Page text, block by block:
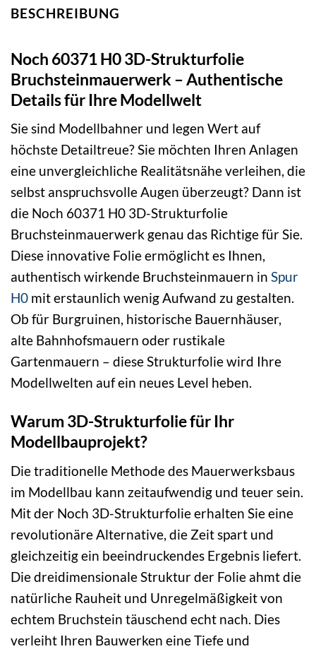
BESCHREIBUNG
Noch 60371 H0 3D-Strukturfolie
Bruchsteinmauerwerk – Authentische
Details für Ihre Modellwelt
Sie sind Modellbahner und legen Wert auf
höchste Detailtreue? Sie möchten Ihren Anlagen
eine unvergleichliche Realitätsnähe verleihen, die
selbst anspruchsvolle Augen überzeugt? Dann ist
die Noch 60371 H0 3D-Strukturfolie
Bruchsteinmauerwerk genau das Richtige für Sie.
Diese innovative Folie ermöglicht es Ihnen,
authentisch wirkende Bruchsteinmauern in Spur
H0 mit erstaunlich wenig Aufwand zu gestalten.
Ob für Burgruinen, historische Bauernhäuser,
alte Bahnhofsmauern oder rustikale
Gartenmauern – diese Strukturfolie wird Ihre
Modellwelten auf ein neues Level heben.
Warum 3D-Strukturfolie für Ihr
Modellbauprojekt?
Die traditionelle Methode des Mauerwerksbaus
im Modellbau kann zeitaufwendig und teuer sein.
Mit der Noch 3D-Strukturfolie erhalten Sie eine
revolutionäre Alternative, die Zeit spart und
gleichzeitig ein beeindruckendes Ergebnis liefert.
Die dreidimensionale Struktur der Folie ahmt die
natürliche Rauheit und Unregelmäßigkeit von
echtem Bruchstein täuschend echt nach. Dies
verleiht Ihren Bauwerken eine Tiefe und